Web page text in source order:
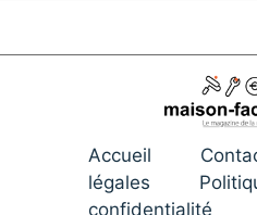
Accueil
légales
confidentialité